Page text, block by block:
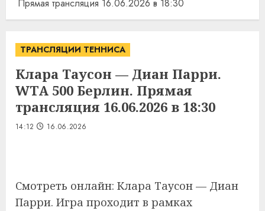
Прямая трансляция 16.06.2026 в 18:30
ТРАНСЛЯЦИИ ТЕННИСА
Клара Таусон — Диан Парри.
WTA 500 Берлин. Прямая
трансляция 16.06.2026 в 18:30
14:12 16.06.2026
Смотреть онлайн: Клара Таусон — Диан
Парри. Игра проходит в рамках